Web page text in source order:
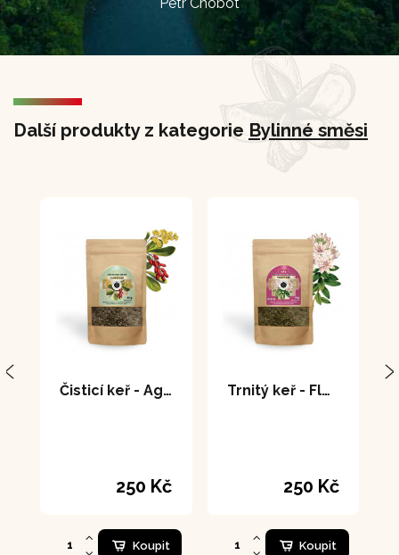
Petr Chobot
Další produkty z kategorie Bylinné směsi
Čisticí keř - Agracejo 80 g
250 Kč
Koupit
Trnitý keř - Flor de Arena 70 g
250 Kč
Koupit